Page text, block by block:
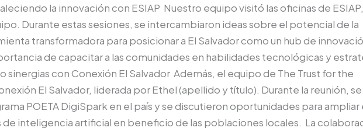
la innovación con ESIAP Nuestro equipo visitó las oficinas de
Durante estas sesiones, se intercambiaron ideas sobre el potencial de la
transformadora para posicionar a El Salvador como un hub de
de capacitar a las comunidades en habilidades tecnológicas y
con Conexión El Salvador Además, el equipo de The Trust for the
El Salvador, liderada por Ethel (apellido y título). Durante la reunión, se
POETA DigiSpark en el país y se discutieron oportunidades para ampliar
inteligencia artificial en beneficio de las poblaciones locales. La